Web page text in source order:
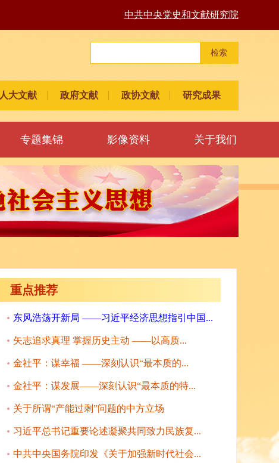
中共中央党史和文献研究院
检索
人大文献 政府文献 政协文献 研究成果
专题集锦 影像资料 关于我们
重点推荐
东风浩荡开新局 ——习近平经济思想指引中国...
矢志追求真理 掌握历史主动 ——以高质...
金社平：谋幸福 ——深刻认识“最本质的...
金社平：谋发展——深刻认识“最本质的特...
关于所谓“产能过剩”问题的中方立场
习近平总书记重要论述凝聚共同致力民族复...
中共中央国务院印发《关于加强新时代社会...